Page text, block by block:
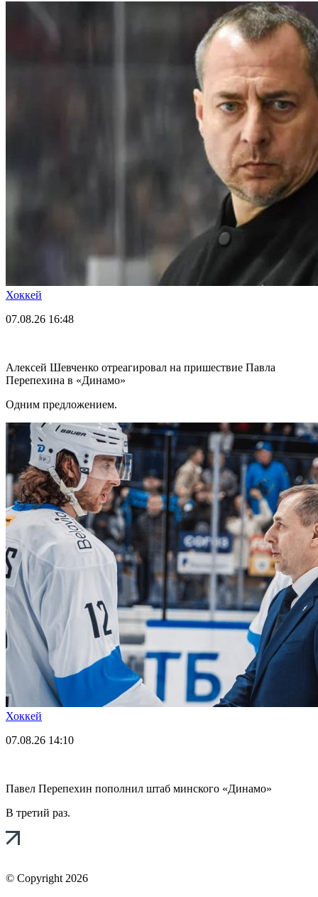
Хоккей
07.08.26 16:48
Алексей Шевченко отреагировал на пришествие Павла
Перепехина в «Динамо»
Одним предложением.
Хоккей
07.08.26 14:10
Павел Перепехин пополнил штаб минского «Динамо»
В третий раз.
© Copyright 2026